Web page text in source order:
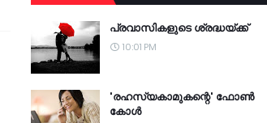
പ്രവാസികളുടെ ശ്രദ്ധയ്ക്ക്
10:01 PM
'രഹസ്യകാമുകന്റെ' ഫോണ്‍
കോള്‍